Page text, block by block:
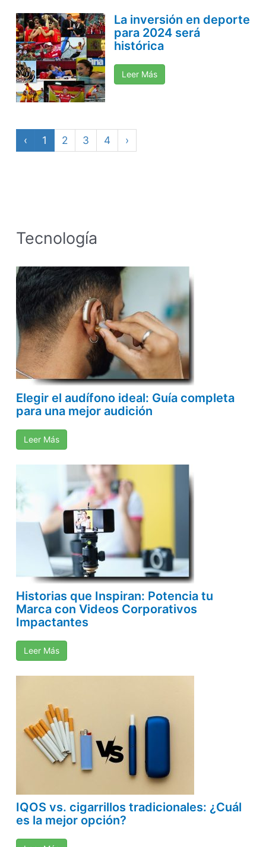
La inversión en deporte
para 2024 será
histórica
Leer Más
‹ 1 2 3 4 ›
Tecnología
Elegir el audífono ideal: Guía completa
para una mejor audición
Leer Más
Historias que Inspiran: Potencia tu
Marca con Videos Corporativos
Impactantes
Leer Más
IQOS vs. cigarrillos tradicionales: ¿Cuál
es la mejor opción?